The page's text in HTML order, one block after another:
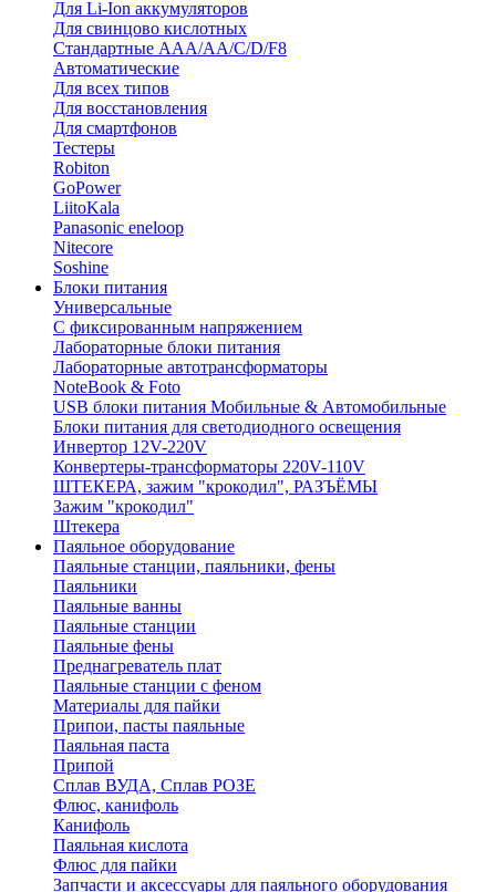
Для Li-Ion аккумуляторов
Для свинцово кислотных
Стандартные ААА/АА/С/D/F8
Автоматические
Для всех типов
Для восстановления
Для смартфонов
Тестеры
Robiton
GoPower
LiitoKala
Panasonic eneloop
Nitecore
Soshine
Блоки питания
Универсальные
C фиксированным напряжением
Лабораторные блоки питания
Лабораторные автотрансформаторы
NoteBook & Foto
USB блоки питания Мобильные & Автомобильные
Блоки питания для светодиодного освещения
Инвертор 12V-220V
Конвертеры-трансформаторы 220V-110V
ШТЕКЕРА, зажим "крокодил", РАЗЪЁМЫ
Зажим "крокодил"
Штекера
Паяльное оборудование
Паяльные станции, паяльники, фены
Паяльники
Паяльные ванны
Паяльные станции
Паяльные фены
Преднагреватель плат
Паяльные станции с феном
Материалы для пайки
Припои, пасты паяльные
Паяльная паста
Припой
Сплав ВУДА, Сплав РОЗЕ
Флюс, канифоль
Канифоль
Паяльная кислота
Флюс для пайки
Запчасти и аксессуары для паяльного оборудования